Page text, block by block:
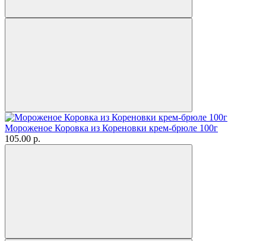
Мороженое Коровка из Кореновки крем-брюле 100г
105.00 р.